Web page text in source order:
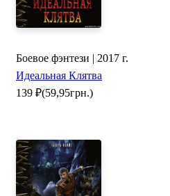
Боевое фэнтези | 2017 г.
Идеальная Клятва
139 ₽(59,95грн.)